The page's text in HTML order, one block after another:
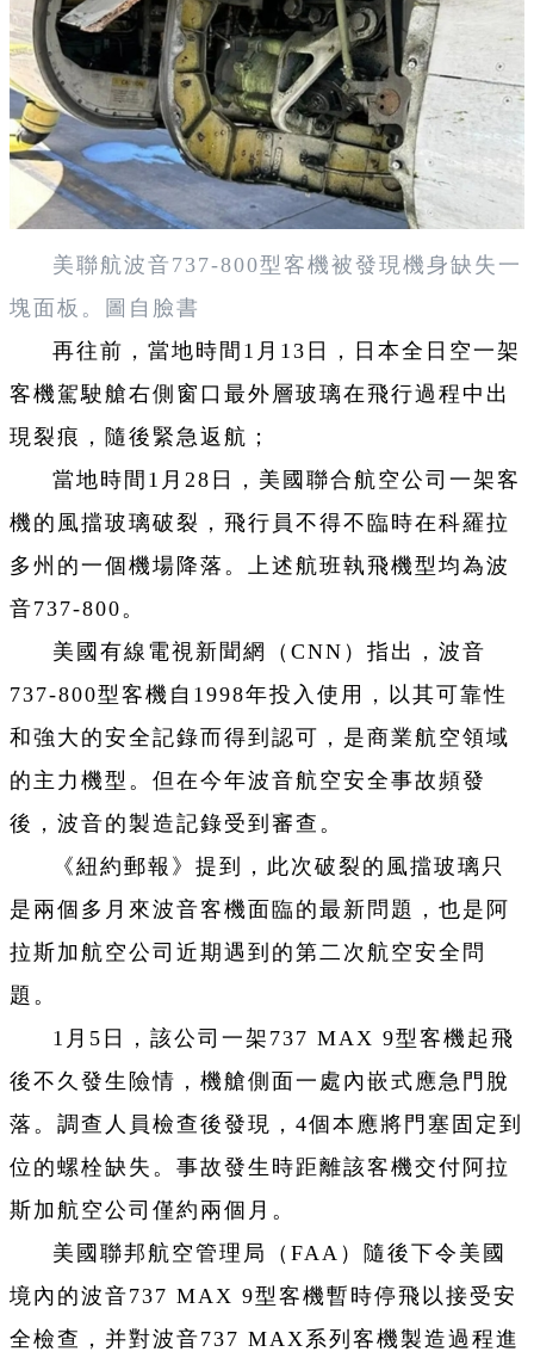
美聯航波音737-800型客機被發現機身缺失一
塊面板。圖自臉書
再往前，當地時間1月13日，日本全日空一架
客機駕駛艙右側窗口最外層玻璃在飛行過程中出
現裂痕，隨後緊急返航；
當地時間1月28日，美國聯合航空公司一架客
機的風擋玻璃破裂，飛行員不得不臨時在科羅拉
多州的一個機場降落。上述航班執飛機型均為波
音737-800。
美國有線電視新聞網（CNN）指出，波音
737-800型客機自1998年投入使用，以其可靠性
和強大的安全記錄而得到認可，是商業航空領域
的主力機型。但在今年波音航空安全事故頻發
後，波音的製造記錄受到審查。
《紐約郵報》提到，此次破裂的風擋玻璃只
是兩個多月來波音客機面臨的最新問題，也是阿
拉斯加航空公司近期遇到的第二次航空安全問
題。
1月5日，該公司一架737 MAX 9型客機起飛
後不久發生險情，機艙側面一處內嵌式應急門脫
落。調查人員檢查後發現，4個本應將門塞固定到
位的螺栓缺失。事故發生時距離該客機交付阿拉
斯加航空公司僅約兩個月。
美國聯邦航空管理局（FAA）隨後下令美國
境內的波音737 MAX 9型客機暫時停飛以接受安
全檢查，并對波音737 MAX系列客機製造過程進